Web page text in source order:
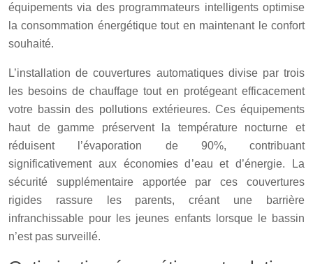
équipements via des programmateurs intelligents optimise
la consommation énergétique tout en maintenant le confort
souhaité.
L’installation de couvertures automatiques divise par trois
les besoins de chauffage tout en protégeant efficacement
votre bassin des pollutions extérieures. Ces équipements
haut de gamme préservent la température nocturne et
réduisent l’évaporation de 90%, contribuant
significativement aux économies d’eau et d’énergie. La
sécurité supplémentaire apportée par ces couvertures
rigides rassure les parents, créant une barrière
infranchissable pour les jeunes enfants lorsque le bassin
n’est pas surveillé.